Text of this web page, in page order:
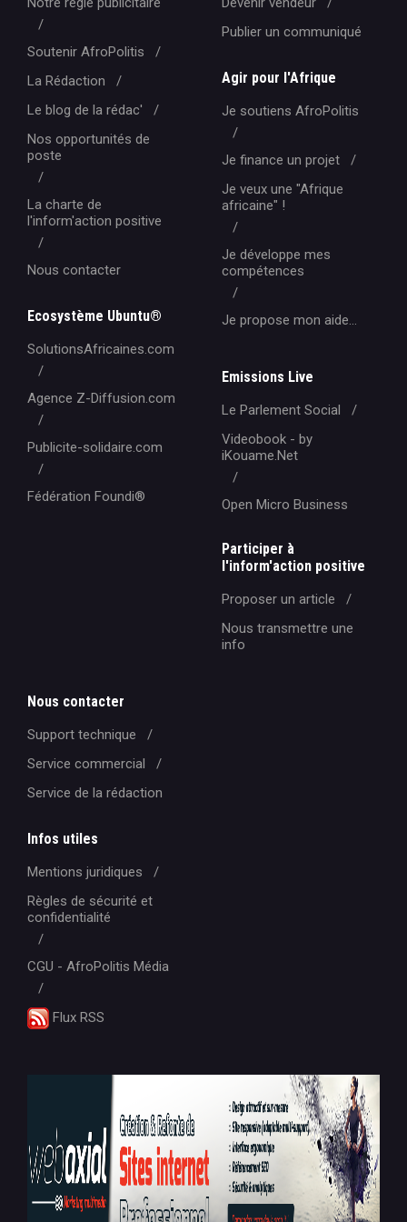
Soutenir AfroPolitis
La Rédaction
Le blog de la rédac'
Nos opportunités de
poste
La charte de
l'inform'action positive
Nous contacter
Ecosystème Ubuntu®
SolutionsAfricaines.com
Agence Z-Diffusion.com
Publicite-solidaire.com
Fédération Foundi®️
Publier un communiqué
Agir pour l'Afrique
Je soutiens AfroPolitis
Je finance un projet
Je veux une "Afrique
africaine" !
Je développe mes
compétences
Je propose mon aide...
Emissions Live
Le Parlement Social
Videobook - by
iKouame.Net
Open Micro Business
Participer à
l'inform'action positive
Proposer un article
Nous transmettre une
info
Nous contacter
Support technique
Service commercial
Service de la rédaction
Infos utiles
Mentions juridiques
Règles de sécurité et
confidentialité
CGU - AfroPolitis Média
Flux RSS